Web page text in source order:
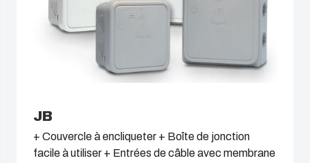
JB
+ Couvercle à encliqueter + Boîte de jonction
facile à utiliser + Entrées de câble avec membrane